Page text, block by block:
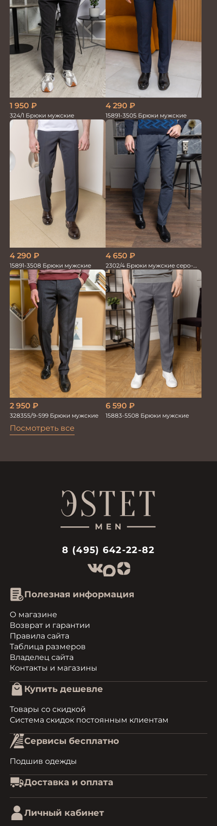
Посмотреть все
1 950 ₽
324/1 Брюки мужские
4 290 ₽
15891-3505 Брюки мужские
4 290 ₽
15891-3508 Брюки мужские
4 650 ₽
2302/4 Брюки мужские серо-
синие
2 950 ₽
328355/9-599 Брюки мужские
6 590 ₽
15883-5508 Брюки мужские
8 (495) 642-22-82
Полезная информация
О магазине
Возврат и гарантии
Правила сайта
Таблица размеров
Владелец сайта
Контакты и магазины
Купить дешевле
Товары со скидкой
Система скидок постоянным клиентам
Сервисы бесплатно
Подшив одежды
Доставка и оплата
Личный кабинет